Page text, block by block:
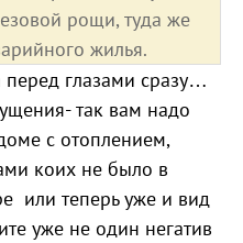
рощи, туда же
жилья.
глазами сразу…
так вам надо
с отоплением,
коих не было в
или теперь уже и вид
уже не один негатив